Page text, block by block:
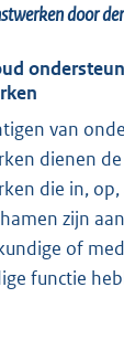
door
van
dienen
die in,
zijn
of
functie